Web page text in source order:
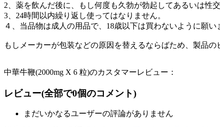
2、薬を飲んだ後に、もし何度も久勃が勃起してあるいは性
3、24時間以内繰り返し使ってはなりません。
４、当品物は成人の用品で、18歳以下は買わないように願い
もしメーカーが包装などの原因を替えるならばため、製品
中華牛鞭(2000mg X 6 粒)のカスタマーレビュー：
レビュー(全部で0個のコメント)
まだいかなるユーザーの評論がありません